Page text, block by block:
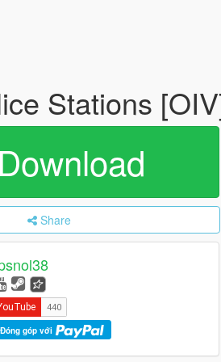
Stations
Download
Share
Đóng góp với